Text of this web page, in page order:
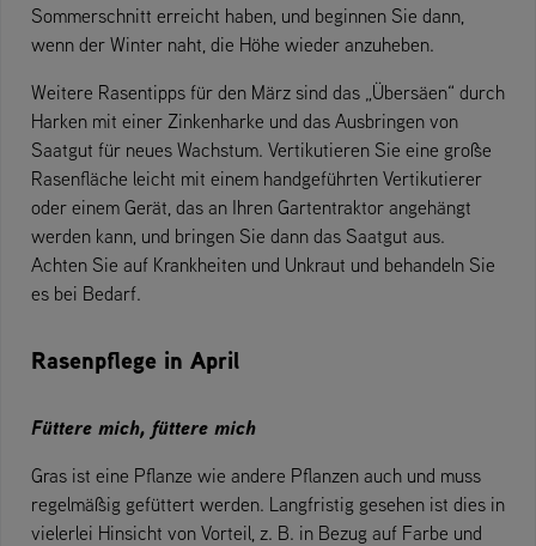
Sommerschnitt erreicht haben, und beginnen Sie dann,
wenn der Winter naht, die Höhe wieder anzuheben.
Weitere Rasentipps für den März sind das „Übersäen“ durch
Harken mit einer Zinkenharke und das Ausbringen von
Saatgut für neues Wachstum. Vertikutieren Sie eine große
Rasenfläche leicht mit einem handgeführten Vertikutierer
oder einem Gerät, das an Ihren Gartentraktor angehängt
werden kann, und bringen Sie dann das Saatgut aus.
Achten Sie auf Krankheiten und Unkraut und behandeln Sie
es bei Bedarf.
Rasenpflege in April
Füttere mich, füttere mich
Gras ist eine Pflanze wie andere Pflanzen auch und muss
regelmäßig gefüttert werden. Langfristig gesehen ist dies in
vielerlei Hinsicht von Vorteil, z. B. in Bezug auf Farbe und